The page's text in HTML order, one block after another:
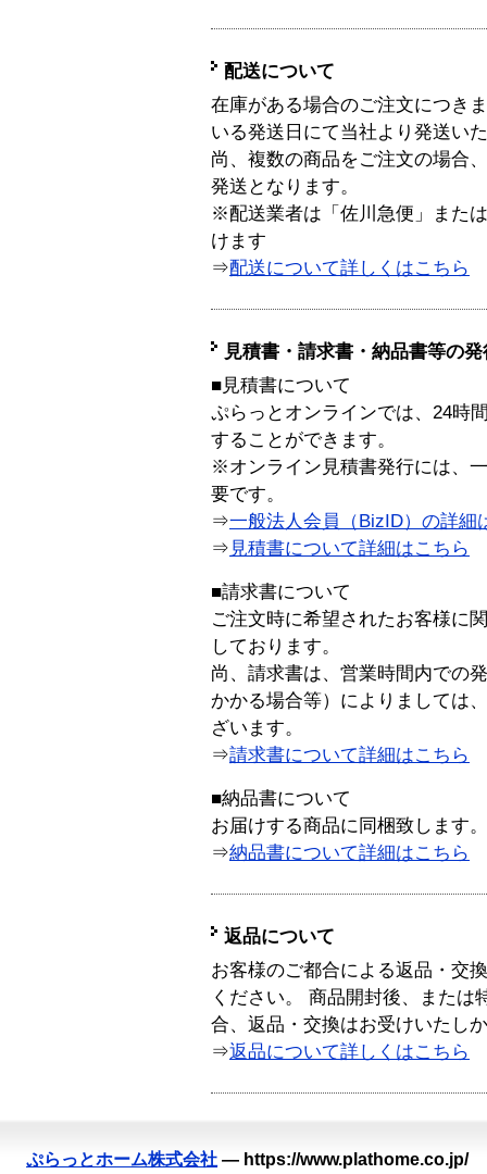
配送について
在庫がある場合のご注文につき
いる発送日にて当社より発送い
尚、複数の商品をご注文の場合
発送となります。
※配送業者は「佐川急便」また
けます
⇒配送について詳しくはこちら
見積書・請求書・納品書等の
■見積書について
ぷらっとオンラインでは、24時
することができます。
※オンライン見積書発行には、
要です。
⇒一般法人会員（BizID）の詳細
⇒ 見積書について詳細はこちら
■請求書について
ご注文時に希望されたお客様に
しております。
尚、請求書は、営業時間内での
かかる場合等）によりましては
ざいます。
⇒請求書について詳細はこちら
■納品書について
お届けする商品に同梱致します。
⇒納品書について詳細はこちら
返品について
お客様のご都合による返品・交
ください。 商品開封後、または
合、返品・交換はお受けいたし
⇒返品について詳しくはこちら
ぷらっとホーム株式会社 — https://www.plathome.co.jp/